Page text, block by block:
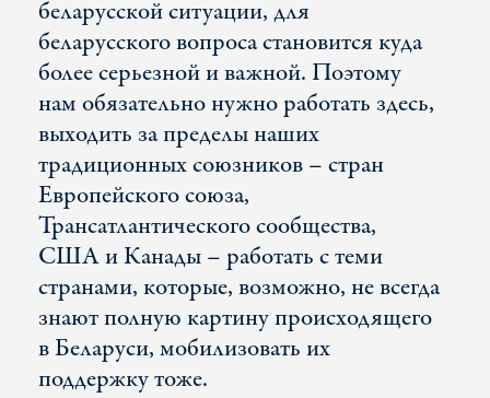
беларусской ситуации, для
беларусского вопроса становится куда
более серьезной и важной. Поэтому
нам обязательно нужно работать здесь,
выходить за пределы наших
традиционных союзников – стран
Европейского союза,
Трансатлантического сообщества,
США и Канады – работать с теми
странами, которые, возможно, не всегда
знают полную картину происходящего
в Беларуси, мобилизовать их
поддержку тоже.